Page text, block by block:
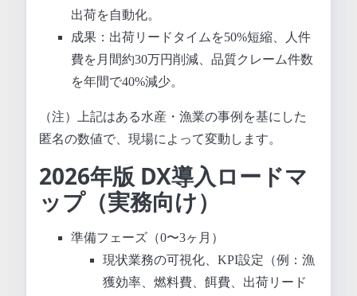
出荷を自動化。
成果：出荷リードタイムを50%短縮、人件
費を月間約30万円削減、品質クレーム件数
を年間で40%減少。
（注）上記はある水産・漁業の事例を基にした
匿名の数値で、現場によって変動します。
2026年版 DX導入ロードマ
ップ（実務向け）
準備フェーズ（0〜3ヶ月）
現状業務の可視化、KPI設定（例：漁
獲効率、燃料費、餌費、出荷リード